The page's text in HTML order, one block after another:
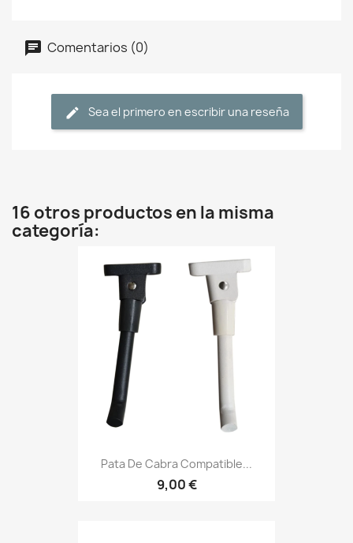
Comentarios (0)
Sea el primero en escribir una reseña
16 otros productos en la misma
categoría:
Pata De Cabra Compatible...
9,00 €